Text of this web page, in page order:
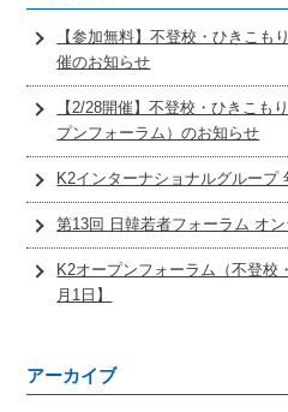
【参加無料】不登校・ひきこも
催のお知らせ
【2/28開催】不登校・ひきこも
プンフォーラム）のお知らせ
K2インターナショナルグループ
第13回 日韓若者フォーラム オ
K2オープンフォーラム（不登校
月1日】
アーカイブ